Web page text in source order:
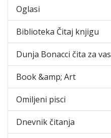
Oglasi
Biblioteka Čitaj knjigu
Dunja Bonacci čita za vas
Book &amp; Art
Omiljeni pisci
Dnevnik čitanja